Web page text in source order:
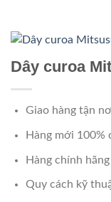
Dây curoa
Giao hàng tận
Hàng mới 100%
Hàng chính
Quy cách kỹ